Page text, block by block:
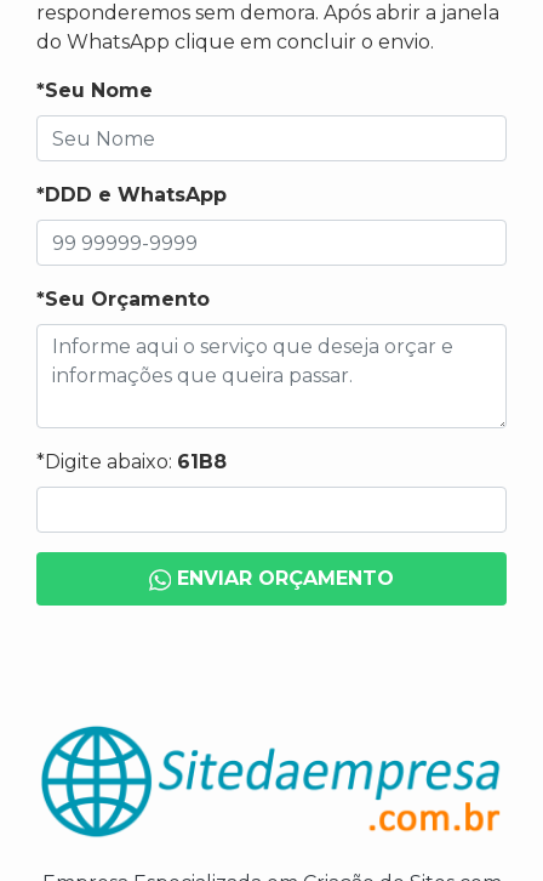
responderemos sem demora. Após abrir a janela
do WhatsApp clique em concluir o envio.
*Seu Nome
*DDD e WhatsApp
*Seu Orçamento
*Digite abaixo: 61B8
ENVIAR ORÇAMENTO